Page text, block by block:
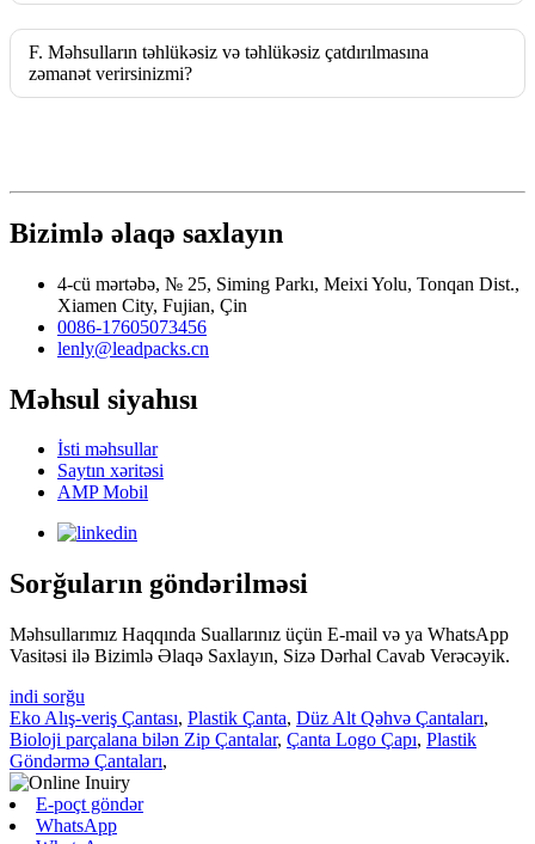
F. Məhsulların təhlükəsiz və təhlükəsiz çatdırılmasına
zəmanət verirsinizmi?
Bizimlə əlaqə saxlayın
4-cü mərtəbə, № 25, Siming Parkı, Meixi Yolu, Tonqan Dist.,
Xiamen City, Fujian, Çin
0086-17605073456
lenly@leadpacks.cn
Məhsul siyahısı
İsti məhsullar
Saytın xəritəsi
AMP Mobil
Sorğuların göndərilməsi
Məhsullarımız Haqqında Suallarınız üçün E-mail və ya WhatsApp
Vasitəsi ilə Bizimlə Əlaqə Saxlayın, Sizə Dərhal Cavab Verəcəyik.
indi sorğu
Eko Alış-veriş Çantası, Plastik Çanta, Düz Alt Qəhvə Çantaları,
Bioloji parçalana bilən Zip Çantalar, Çanta Logo Çapı, Plastik
Göndərmə Çantaları,
E-poçt göndər
WhatsApp